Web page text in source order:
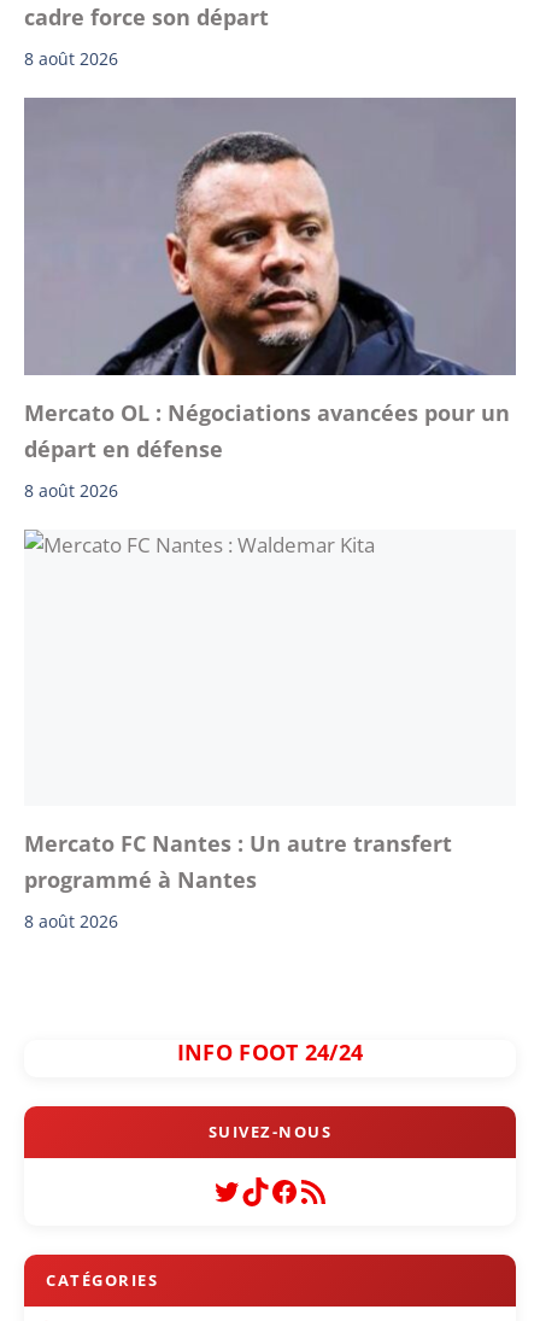
cadre force son départ
8 août 2026
Mercato OL : Négociations avancées pour un
départ en défense
8 août 2026
Mercato FC Nantes : Un autre transfert
programmé à Nantes
8 août 2026
INFO FOOT 24/24
Twitter
TikTok
Facebook
Flux RSS